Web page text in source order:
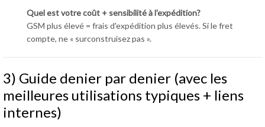
Quel est votre coût + sensibilité à l'expédition?
GSM plus élevé = frais d'expédition plus élevés. Si le fret
compte, ne « surconstruisez pas ».
3) Guide denier par denier (avec les
meilleures utilisations typiques + liens
internes)